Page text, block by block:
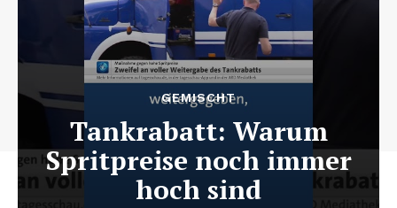
GEMISCHT
Tankrabatt: Warum
Spritpreise noch immer
hoch sind